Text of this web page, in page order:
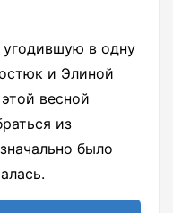
угодившую в одну
и Элиной
весной
из
было